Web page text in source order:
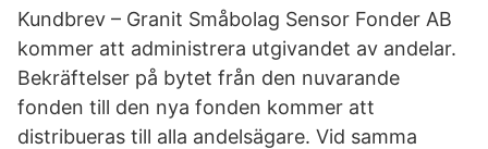
Kundbrev – Granit Småbolag Sensor Fonder AB
kommer att administrera utgivandet av andelar.
Bekräftelser på bytet från den nuvarande
fonden till den nya fonden kommer att
distribueras till alla andelsägare. Vid samma